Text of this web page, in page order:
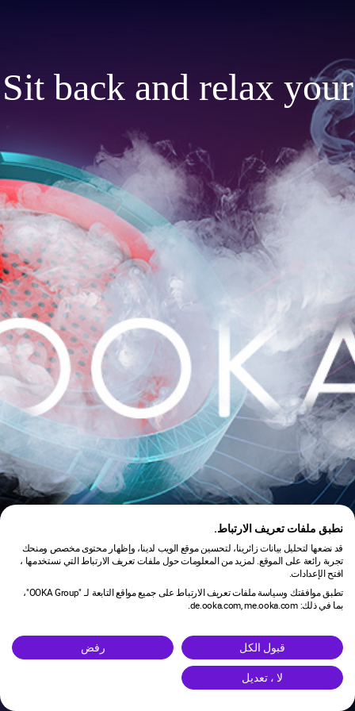
Sit back and relax your
is under maintenance.
نطبق ملفات تعريف الارتباط.
قد نضعها لتحليل بيانات زائرينا، لتحسين موقع الويب لدينا، وإظهار محتوى مخصص ومنحك
تجربة رائعة على الموقع. لمزيد من المعلومات حول ملفات تعريف الارتباط التي نستخدمها ،
افتح الإعدادات.
تطبق موافقتك وسياسة ملفات تعريف الارتباط على جميع مواقع التابعة لـ "OOKA Group"،
بما في ذلك: de.ooka.com, me.ooka.com.
قبول الكل رفض
لا ، تعديل